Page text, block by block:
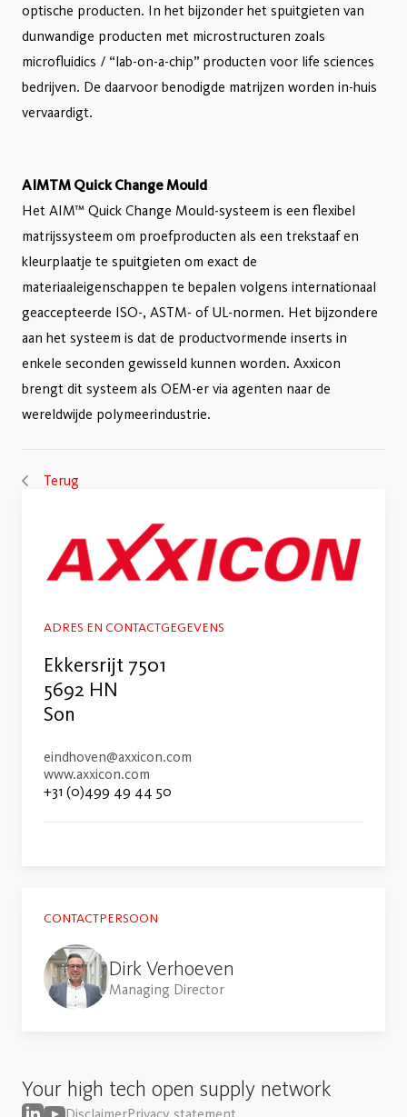
optische producten. In het bijzonder het spuitgieten van
dunwandige producten met microstructuren zoals
microfluidics / “lab-on-a-chip” producten voor life sciences
bedrijven. De daarvoor benodigde matrijzen worden in-huis
vervaardigt.
AIMTM Quick Change Mould
Het AIM™ Quick Change Mould-systeem is een flexibel
matrijssysteem om proefproducten als een trekstaaf en
kleurplaatje te spuitgieten om exact de
materiaaleigenschappen te bepalen volgens internationaal
geaccepteerde ISO-, ASTM- of UL-normen. Het bijzondere
aan het systeem is dat de productvormende inserts in
enkele seconden gewisseld kunnen worden. Axxicon
brengt dit systeem als OEM-er via agenten naar de
wereldwijde polymeerindustrie.
Terug
ADRES EN CONTACTGEGEVENS
Ekkersrijt 7501
5692 HN
Son
eindhoven@axxicon.com
www.axxicon.com
+31 (0)499 49 44 50
CONTACTPERSOON
Dirk Verhoeven
Managing Director
Your high tech open supply network
DisclaimerPrivacy statement